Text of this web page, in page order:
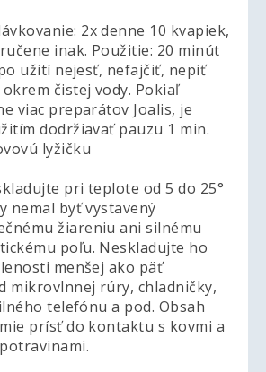
2x denne 10 kvapiek,
inak. Použitie: 20 minút
užití nejesť, nefajčiť, nepiť
čistej vody. Pokiaľ
viac preparátov Joalis, je
dodržiavať pauzu 1 min.
lyžičku
pri teplote od 5 do 25°
nemal byť vystavený
žiareniu ani silnému
poľu. Neskladujte ho
menšej ako päť
mikrovlnnej rúry, chladničky,
telefónu a pod. Obsah
prísť do kontaktu s kovmi a